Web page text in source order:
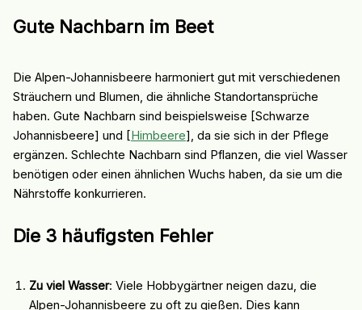
Gute Nachbarn im Beet
Die Alpen-Johannisbeere harmoniert gut mit verschiedenen
Sträuchern und Blumen, die ähnliche Standortansprüche
haben. Gute Nachbarn sind beispielsweise [Schwarze
Johannisbeere] und [Himbeere], da sie sich in der Pflege
ergänzen. Schlechte Nachbarn sind Pflanzen, die viel Wasser
benötigen oder einen ähnlichen Wuchs haben, da sie um die
Nährstoffe konkurrieren.
Die 3 häufigsten Fehler
Zu viel Wasser: Viele Hobbygärtner neigen dazu, die
Alpen-Johannisbeere zu oft zu gießen. Dies kann